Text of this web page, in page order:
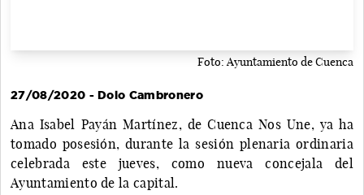
Foto: Ayuntamiento de Cuenca
27/08/2020 - Dolo Cambronero
Ana Isabel Payán Martínez, de Cuenca Nos Une, ya ha
tomado posesión, durante la sesión plenaria ordinaria
celebrada este jueves, como nueva concejala del
Ayuntamiento de la capital.